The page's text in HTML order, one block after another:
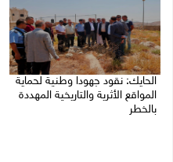
الحايك: نقود جهودا وطنية لحماية
المواقع الأثرية والتاريخية المهددة
بالخطر